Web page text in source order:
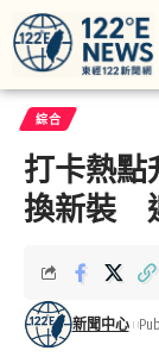
綜合
打卡熱點
換新裝
新聞中心